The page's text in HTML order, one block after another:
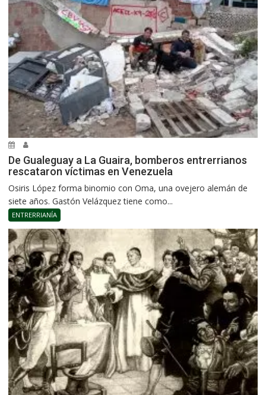
De Gualeguay a La Guaira, bomberos entrerrianos
rescataron víctimas en Venezuela
Osiris López forma binomio con Oma, una ovejero alemán de
siete años. Gastón Velázquez tiene como...
ENTRERRIANÍA